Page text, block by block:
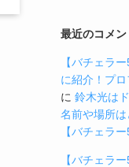
最近のコメン
【バチェラ
に紹介！プ
に 鈴木光は
名前や場所は
【バチェラー
【バチェラ